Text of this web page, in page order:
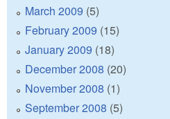
March 2009 (5)
February 2009 (15)
January 2009 (18)
December 2008 (20)
November 2008 (1)
September 2008 (5)